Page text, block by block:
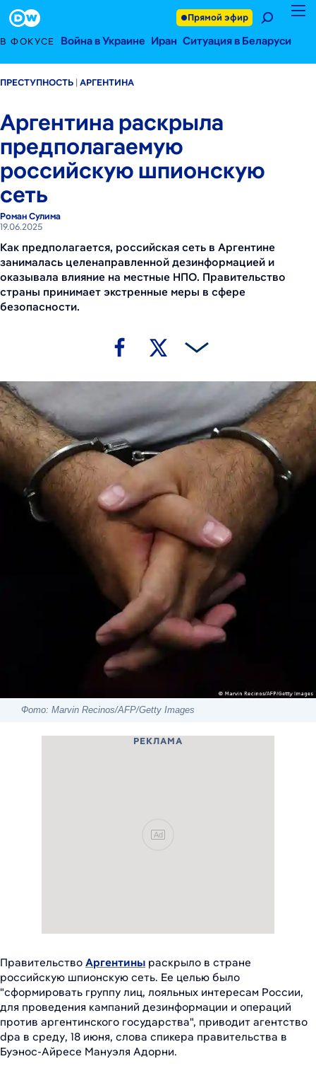
В ФОКУСЕ Война в Украине Иран Ситуация в Беларуси
Прямой эфир
ПРЕСТУПНОСТЬ АРГЕНТИНА
Аргентина раскрыла
предполагаемую
российскую шпионскую
сеть
Роман Сулима
19.06.2025
Как предполагается, российская сеть в Аргентине
занималась целенаправленной дезинформацией и
оказывала влияние на местные НПО. Правительство
страны принимает экстренные меры в сфере
безопасности.
Фото: Marvin Recinos/AFP/Getty Images
РЕКЛАМА
Ad
Правительство Аргентины раскрыло в стране
российскую шпионскую сеть. Ее целью было
"сформировать группу лиц, лояльных интересам России,
для проведения кампаний дезинформации и операций
против аргентинского государства", приводит агентство
dpa в среду, 18 июня, слова спикера правительства в
Буэнос-Айресе Мануэля Адорни.
Footer